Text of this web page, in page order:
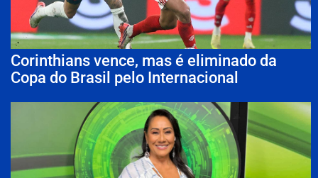
Corinthians vence, mas é eliminado da
Copa do Brasil pelo Internacional